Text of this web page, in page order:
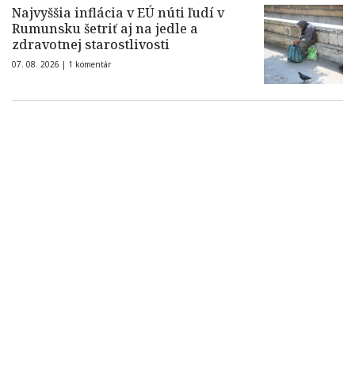
Najvyššia inflácia v EÚ núti ľudí v
Rumunsku šetriť aj na jedle a
zdravotnej starostlivosti
07. 08. 2026 | 1 komentár